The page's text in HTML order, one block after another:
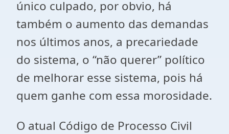
único culpado, por obvio, há
também o aumento das demandas
nos últimos anos, a precariedade
do sistema, o “não querer” político
de melhorar esse sistema, pois há
quem ganhe com essa morosidade.
O atual Código de Processo Civil